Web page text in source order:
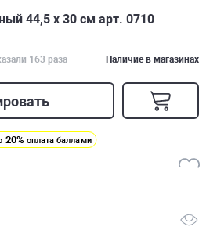
44,5 х 30 см арт. 0710
163 раза Наличие в магазинах
20% оплата баллами